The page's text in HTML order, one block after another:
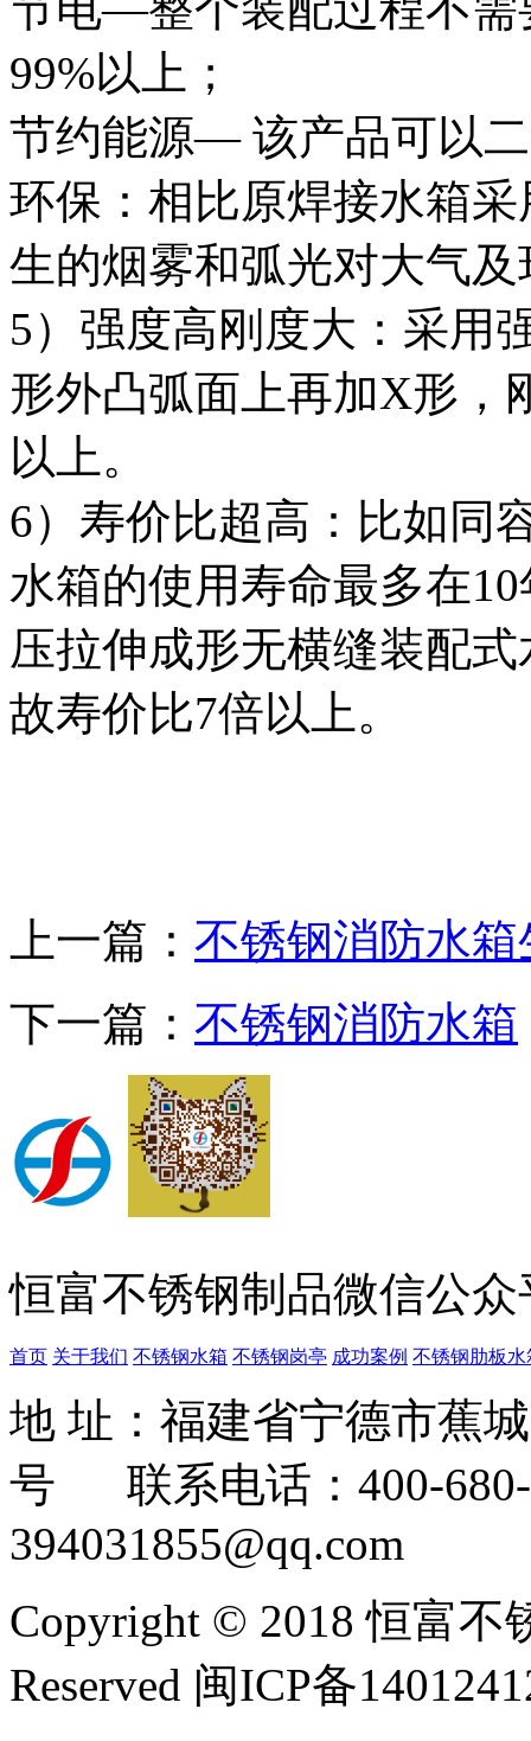
99%以上；
节约能源— 该产品可以
环保：相比原焊接水箱
生的烟雾和弧光对大气
5）强度高刚度大：采用
形外凸弧面上再加X形，
以上。
6）寿价比超高：比如同
水箱的使用寿命最多在
压拉伸成形无横缝装配
故寿价比7倍以上。
上一篇： 不锈钢消防水
下一篇： 不锈钢消防水箱
恒富不锈钢制品微信公众
首页 关于我们 不锈钢水箱 不锈钢岗亭 成功案例 不锈钢肋板水
地 址：福建省宁德市蕉
号 联系电话：400-
394031855@qq.com
Copyright © 2018 恒富不
Reserved 闽ICP备